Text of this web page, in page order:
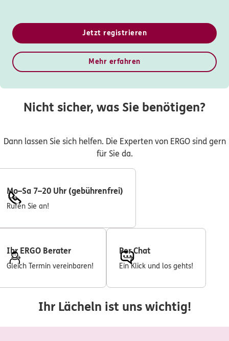
Jetzt registrieren
Mehr erfahren
Nicht sicher, was Sie benötigen?
Dann lassen Sie sich helfen. Die Experten von ERGO sind gern
für Sie da.
Mo–Sa 7–20 Uhr (gebührenfrei)
Rufen Sie an!
Ihr ERGO Berater
Gleich Termin vereinbaren!
Per Chat
Ein Klick und los gehts!
Ihr Lächeln ist uns wichtig!